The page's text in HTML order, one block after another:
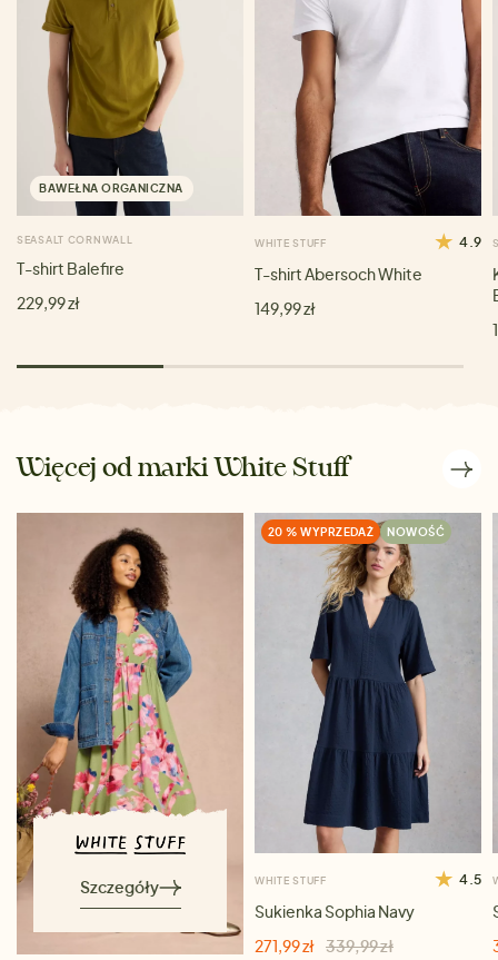
BAWEŁNA ORGANICZNA
SEASALT CORNWALL
T-shirt Balefire
229,99 zł
WHITE STUFF 4.9
T-shirt Abersoch White
149,99 zł
Więcej od marki White Stuff
Szczegóły
20 % WYPRZEDAŻ NOWOŚĆ
WHITE STUFF 4.5
Sukienka Sophia Navy
271,99 zł 339,99 zł